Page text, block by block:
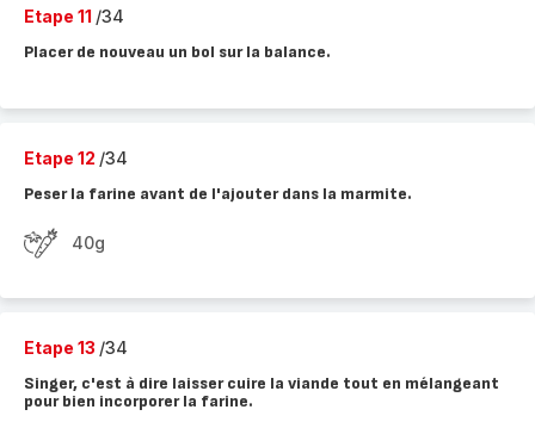
Etape 11 /34
Placer de nouveau un bol sur la balance.
Etape 12 /34
Peser la farine avant de l'ajouter dans la marmite.
40g
Etape 13 /34
Singer, c'est à dire laisser cuire la viande tout en mélangeant
pour bien incorporer la farine.